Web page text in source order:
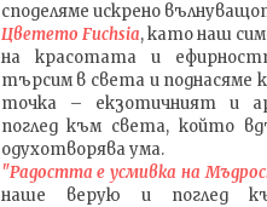
споделяме искрено
Цветето Fuchsia, като наш
на красотата и
търсим в света и поднасяме
точка – екзотичният и
поглед към света, който
одухотворява ума.
"Радостта е усмивка на
наше верую и поглед